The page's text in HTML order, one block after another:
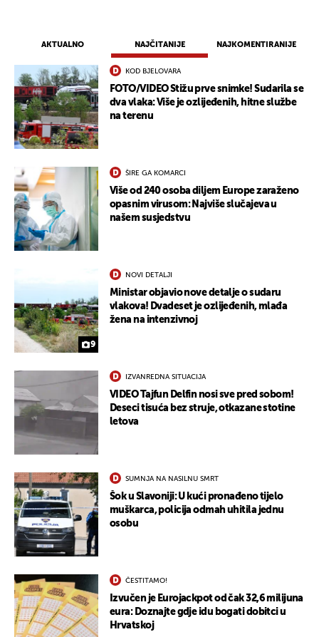
AKTUALNO NAJČITANIJE NAJKOMENTIRANIJE
KOD BJELOVARA
FOTO/VIDEO Stižu prve snimke! Sudarila se
dva vlaka: Više je ozlijeđenih, hitne službe
na terenu
ŠIRE GA KOMARCI
Više od 240 osoba diljem Europe zaraženo
opasnim virusom: Najviše slučajeva u
našem susjedstvu
9
NOVI DETALJI
Ministar objavio nove detalje o sudaru
vlakova! Dvadeset je ozlijeđenih, mlađa
žena na intenzivnoj
IZVANREDNA SITUACIJA
VIDEO Tajfun Delfin nosi sve pred sobom!
Deseci tisuća bez struje, otkazane stotine
letova
SUMNJA NA NASILNU SMRT
Šok u Slavoniji: U kući pronađeno tijelo
muškarca, policija odmah uhitila jednu
osobu
ČESTITAMO!
Izvučen je Eurojackpot od čak 32,6 milijuna
eura: Doznajte gdje idu bogati dobitci u
Hrvatskoj
UKLJUČITE NOTIFIKACIJE